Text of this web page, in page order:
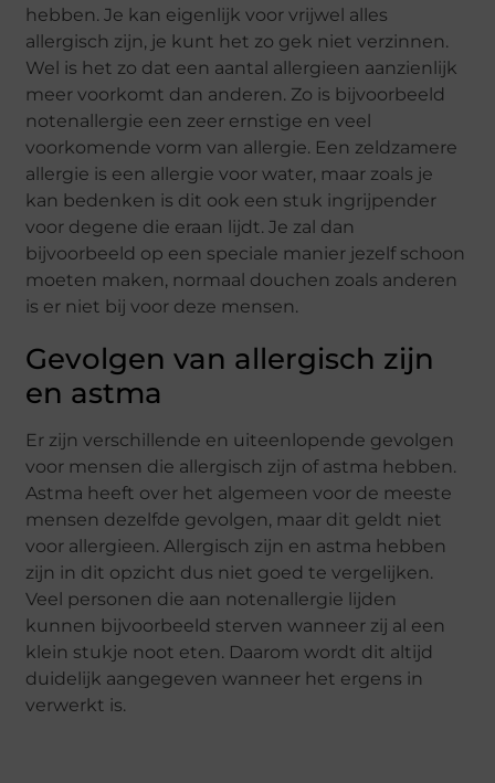
hebben. Je kan eigenlijk voor vrijwel alles
allergisch zijn, je kunt het zo gek niet verzinnen.
Wel is het zo dat een aantal allergieen aanzienlijk
meer voorkomt dan anderen. Zo is bijvoorbeeld
notenallergie een zeer ernstige en veel
voorkomende vorm van allergie. Een zeldzamere
allergie is een allergie voor water, maar zoals je
kan bedenken is dit ook een stuk ingrijpender
voor degene die eraan lijdt. Je zal dan
bijvoorbeeld op een speciale manier jezelf schoon
moeten maken, normaal douchen zoals anderen
is er niet bij voor deze mensen.
Gevolgen van allergisch zijn
en astma
Er zijn verschillende en uiteenlopende gevolgen
voor mensen die allergisch zijn of astma hebben.
Astma heeft over het algemeen voor de meeste
mensen dezelfde gevolgen, maar dit geldt niet
voor allergieen. Allergisch zijn en astma hebben
zijn in dit opzicht dus niet goed te vergelijken.
Veel personen die aan notenallergie lijden
kunnen bijvoorbeeld sterven wanneer zij al een
klein stukje noot eten. Daarom wordt dit altijd
duidelijk aangegeven wanneer het ergens in
verwerkt is.